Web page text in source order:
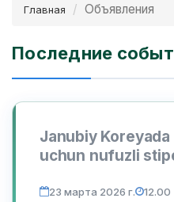
Главная Объявления
Последние
Janubiy
uchun nufuzli
23 марта 2026 г. 12.00